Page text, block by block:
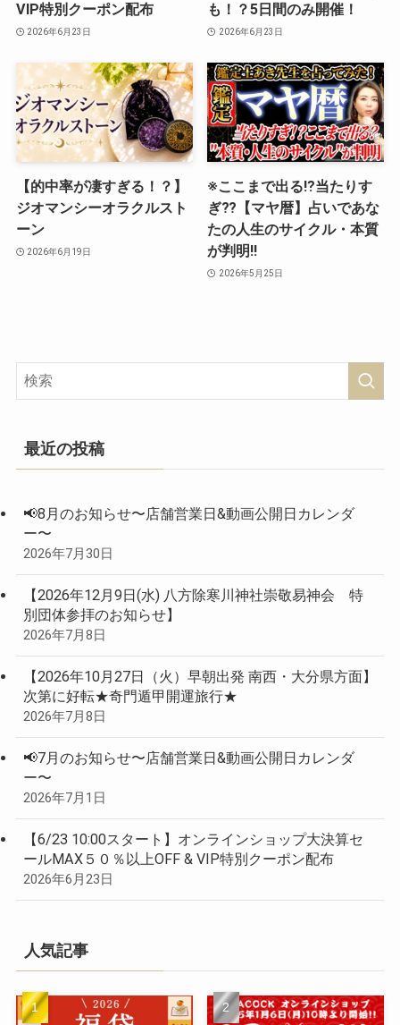
VIP特別クーポン配布
2026年6月23日
も！？5日間のみ開催！
2026年6月23日
【的中率が凄すぎる！？】
ジオマンシーオラクルスト
ーン
2026年6月19日
※ここまで出る⁉︎当たりす
ぎ⁇【マヤ暦】占いであな
たの人生のサイクル・本質
が判明‼️
2026年5月25日
最近の投稿
📢8月のお知らせ〜店舗営業日&動画公開日カレンダ
ー〜
2026年7月30日
【2026年12月9日(水) 八方除寒川神社崇敬易神会 特
別団体参拝のお知らせ】
2026年7月8日
【2026年10月27日（火）早朝出発 南西・大分県方面】
次第に好転★奇門遁甲開運旅行★
2026年7月8日
📢7月のお知らせ〜店舗営業日&動画公開日カレンダ
ー〜
2026年7月1日
【6/23 10:00スタート】オンラインショップ大決算セ
ールMAX５０％以上OFF & VIP特別クーポン配布
2026年6月23日
人気記事